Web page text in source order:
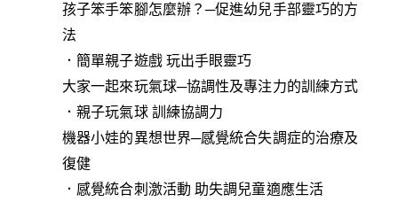
孩子笨手笨腳怎麼辦？─促進幼兒手部靈巧的方
法
．簡單親子遊戲 玩出手眼靈巧
大家一起來玩氣球─協調性及專注力的訓練方式
．親子玩氣球 訓練協調力
機器小娃的異想世界─感覺統合失調症的治療及
復健
．感覺統合刺激活動 助失調兒童適應生活